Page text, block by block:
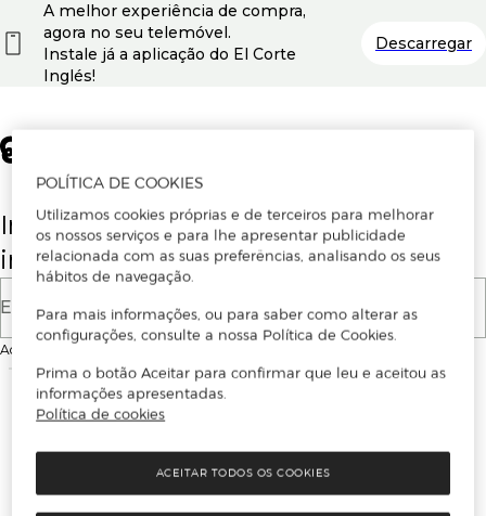
Insira o seu email para se registar ou
iniciar sessão.
E-mail
Ao continuar, aceitas as
A melhor experiência de compra,
agora no seu telemóvel.
Instale já a aplicação do El Corte
Inglés!
Descarregar
POLÍTICA DE COOKIES
Utilizamos cookies próprias e de terceiros para melhorar
os nossos serviços e para lhe apresentar publicidade
relacionada com as suas preferências, analisando os seus
hábitos de navegação.
Para mais informações, ou para saber como alterar as
configurações, consulte a nossa Política de Cookies.
Prima o botão Aceitar para confirmar que leu e aceitou as
informações apresentadas.
Política de cookies
ACEITAR TODOS OS COOKIES